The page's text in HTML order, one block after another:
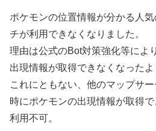
ポケモンの位置情報が分かる人
チが利用できなくなりました。
理由は公式のBot対策強化等によ
出現情報が取得できなくなったよ
これにともない、他のマップサ
時にポケモンの出現情報が取得で
利用不可。